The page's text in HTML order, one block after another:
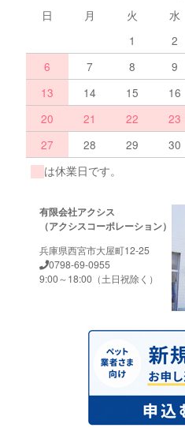
日 月 火 水
1
2
6
7 8 9
13
14 15 16
20
21 22 23
27
28 29
30
は休業日です。
有限会社アクシス
（アクシスコーポレーション）
兵庫県西宮市大屋町12-25
0798-69-0955
9:00～18:00（土日祝除く）